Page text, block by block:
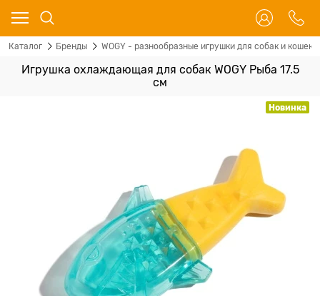
Каталог Бренды WOGY - разнообразные игрушки для собак и кошек
Игрушка охлаждающая для собак WOGY Рыба 17.5
см
Новинка